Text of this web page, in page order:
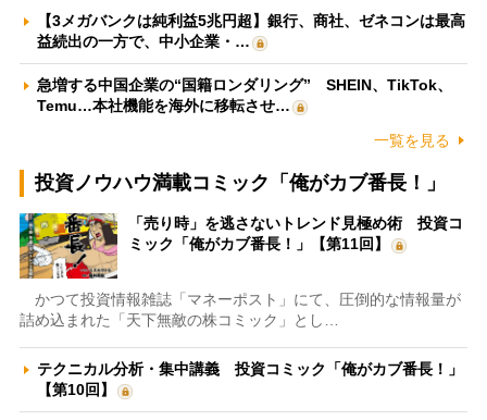
【3メガバンクは純利益5兆円超】銀行、商社、ゼネコンは最高
益続出の一方で、中小企業・…
急増する中国企業の“国籍ロンダリング” SHEIN、TikTok、
Temu…本社機能を海外に移転させ…
一覧を見る
投資ノウハウ満載コミック「俺がカブ番長！」
「売り時」を逃さないトレンド見極め術 投資コ
ミック「俺がカブ番長！」【第11回】
かつて投資情報雑誌「マネーポスト」にて、圧倒的な情報量が
詰め込まれた「天下無敵の株コミック」とし…
テクニカル分析・集中講義 投資コミック「俺がカブ番長！」
【第10回】